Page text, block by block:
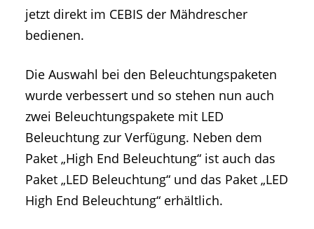
jetzt direkt im CEBIS der Mähdrescher
bedienen.
Die Auswahl bei den Beleuchtungspaketen
wurde verbessert und so stehen nun auch
zwei Beleuchtungspakete mit LED
Beleuchtung zur Verfügung. Neben dem
Paket „High End Beleuchtung“ ist auch das
Paket „LED Beleuchtung“ und das Paket „LED
High End Beleuchtung“ erhältlich.